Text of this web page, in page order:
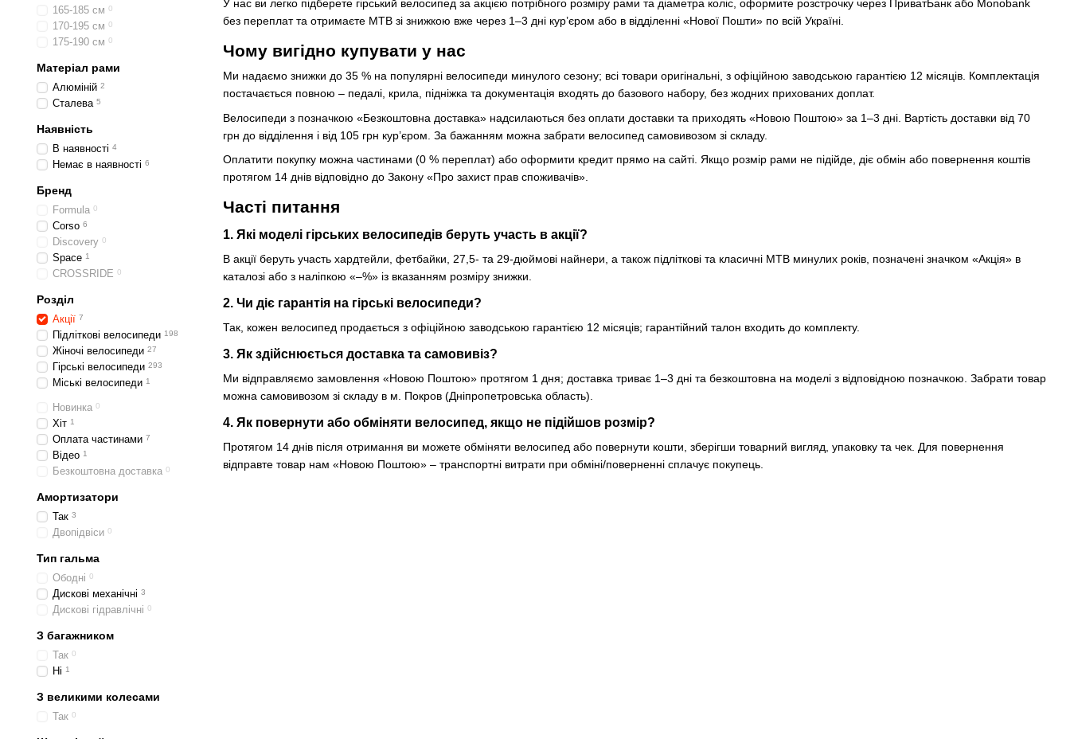
У нас ви легко підберете гірський велосипед за акцією потрібного розміру рами та діаметра коліс, оформите розстрочку через ПриватБанк або Monobank
без переплат та отримаєте MTB зі знижкою вже через 1–3 дні кур’єром або в відділенні «Нової Пошти» по всій Україні.
Чому вигідно купувати у нас
Ми надаємо знижки до 35 % на популярні велосипеди минулого сезону; всі товари оригінальні, з офіційною заводською гарантією 12 місяців. Комплектація
постачається повною – педалі, крила, підніжка та документація входять до базового набору, без жодних прихованих доплат.
Велосипеди з позначкою «Безкоштовна доставка» надсилаються без оплати доставки та приходять «Новою Поштою» за 1–3 дні. Вартість доставки від 70
грн до відділення і від 105 грн кур’єром. За бажанням можна забрати велосипед самовивозом зі складу.
Оплатити покупку можна частинами (0 % переплат) або оформити кредит прямо на сайті. Якщо розмір рами не підійде, діє обмін або повернення коштів
протягом 14 днів відповідно до Закону «Про захист прав споживачів».
Часті питання
1. Які моделі гірських велосипедів беруть участь в акції?
В акції беруть участь хардтейли, фетбайки, 27,5- та 29-дюймові найнери, а також підліткові та класичні MTB минулих років, позначені значком «Акція» в
каталозі або з наліпкою «–%» із вказанням розміру знижки.
2. Чи діє гарантія на гірські велосипеди?
Так, кожен велосипед продається з офіційною заводською гарантією 12 місяців; гарантійний талон входить до комплекту.
3. Як здійснюється доставка та самовивіз?
Ми відправляємо замовлення «Новою Поштою» протягом 1 дня; доставка триває 1–3 дні та безкоштовна на моделі з відповідною позначкою. Забрати товар
можна самовивозом зі складу в м. Покров (Дніпропетровська область).
4. Як повернути або обміняти велосипед, якщо не підійшов розмір?
Протягом 14 днів після отримання ви можете обміняти велосипед або повернути кошти, зберігши товарний вигляд, упаковку та чек. Для повернення
відправте товар нам «Новою Поштою» – транспортні витрати при обміні/поверненні сплачує покупець.
165-185 см 0
170-195 см 0
175-190 см 0
Матеріал рами
Алюміній 2
Сталева 5
Наявність
В наявності 4
Немає в наявності 6
Бренд
Formula 0
Corso 6
Discovery 0
Space 1
CROSSRIDE 0
Розділ
Акції 7
Підліткові велосипеди 198
Жіночі велосипеди 27
Гірські велосипеди 293
Міські велосипеди 1
Новинка 0
Хіт 1
Оплата частинами 7
Відео 1
Безкоштовна доставка 0
Амортизатори
Так 3
Двопідвіси 0
Тип гальма
Ободні 0
Дискові механічні 3
Дискові гідравлічні 0
З багажником
Так 0
Ні 1
З великими колесами
Так 0